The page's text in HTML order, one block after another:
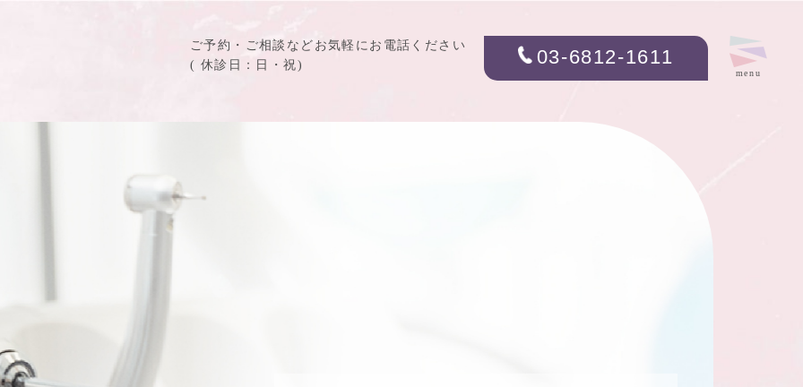
ご予約・ご相談などお気軽にお電話ください
( 休診⽇：日・祝)
03-6812-1611